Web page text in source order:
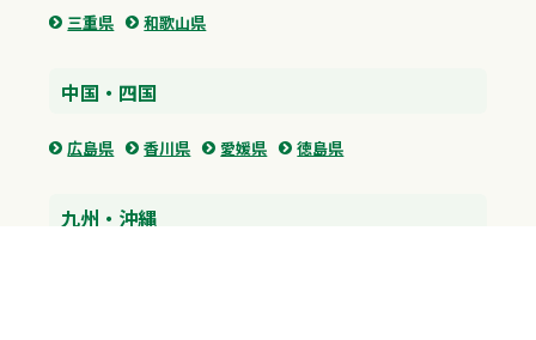
三重県
和歌山県
中国・四国
広島県 香川県 愛媛県 徳島県
九州・沖縄